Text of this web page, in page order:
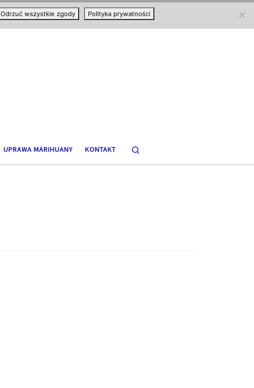
UPRAWA MARIHUANY KONTAKT
Odrzuć wszystkie zgody Polityka prywatności